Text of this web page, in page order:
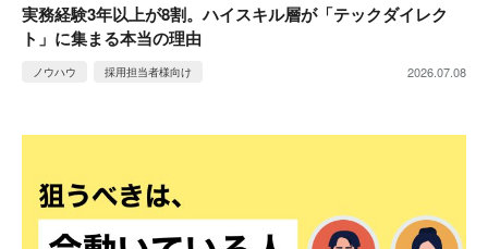
実務経験3年以上が8割。ハイスキル層が「テックダイレク
ト」に集まる本当の理由
ノウハウ 採用担当者様向け 2026.07.08